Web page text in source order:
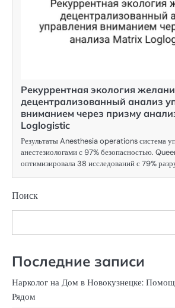
Рекуррентная экология
децентрализованный анализ
вниманием через призму
Loglogistic
Результаты Anesthesia operations система
анестезиологами с 97% безопасностью.
оптимизировала 38 исследований с 79%
Поиск
Последние записи
Нарколог на Дом в Новокузнецке:
Рядом